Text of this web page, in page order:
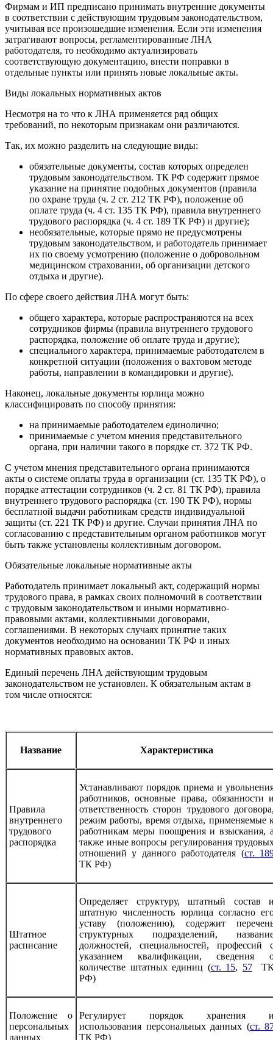
Фирмам и ИП предписано принимать внутренние документы
в соответствии с действующим трудовым законодательством,
учитывая все произошедшие изменения. Если эти изменения
затрагивают вопросы, регламентированные ЛНА
работодателя, то необходимо актуализировать
соответствующую документацию, внести поправки в
отдельные пункты или принять новые локальные акты.
Виды локальных нормативных актов
Несмотря на то что к ЛНА применяется ряд общих
требований, по некоторым признакам они различаются.
Так, их можно разделить на следующие виды:
обязательные документы, состав которых определен
трудовым законодательством. ТК РФ содержит прямое
указание на принятие подобных документов (правила
по охране труда (ч. 2 ст. 212 ТК РФ), положение об
оплате труда (ч. 4 ст. 135 ТК РФ), правила внутреннего
трудового распорядка (ч. 4 ст. 189 ТК РФ) и другие);
необязательные, которые прямо не предусмотрены
трудовым законодательством, и работодатель принимает
их по своему усмотрению (положение о добровольном
медицинском страховании, об организации детского
отдыха и другие).
По сфере своего действия ЛНА могут быть:
общего характера, которые распространяются на всех
сотрудников фирмы (правила внутреннего трудового
распорядка, положение об оплате труда и другие);
специального характера, принимаемые работодателем в
конкретной ситуации (положения о вахтовом методе
работы, направлении в командировки и другие).
Наконец, локальные документы юрлица можно
классифицировать по способу принятия:
на принимаемые работодателем единолично;
принимаемые с учетом мнения представительного
органа, при наличии такого в порядке ст. 372 ТК РФ.
С учетом мнения представительного органа принимаются
акты о системе оплаты труда в организации (ст. 135 ТК РФ), о
порядке аттестации сотрудников (ч. 2 ст. 81 ТК РФ), правила
внутреннего трудового распорядка (ст. 190 ТК РФ), нормы
бесплатной выдачи работникам средств индивидуальной
защиты (ст. 221 ТК РФ) и другие. Случаи принятия ЛНА по
согласованию с представительным органом работников могут
быть также установлены коллективным договором.
Обязательные локальные нормативные акты
Работодатель принимает локальный акт, содержащий нормы
трудового права, в рамках своих полномочий в соответствии
с трудовым законодательством и иными нормативно-
правовыми актами, коллективными договорами,
соглашениями. В некоторых случаях принятие таких
документов необходимо на основании ТК РФ и иных
нормативных правовых актов.
Единый перечень ЛНА действующим трудовым
законодательством не установлен. К обязательным актам в
том числе относятся:
Название Характеристика
Правила
внутреннего
трудового
распорядка
Устанавливают порядок приема и
работников, основные права, обязанности
ответственность сторон трудового
режим работы, время отдыха, применяемые
работникам меры поощрения и взыскания,
также иные вопросы регулирования
отношений у данного работодателя (ст.
ТК РФ)
Штатное
расписание
Определяет структуру, штатный состав
штатную численность юрлица согласно
уставу (положению), содержит
структурных подразделений,
должностей, специальностей, профессий
указанием квалификации, сведения
количестве штатных единиц (ст. 15, 57
РФ)
Положение о
персональных
данных
Регулирует порядок хранения
использования персональных данных (ст.
ТК РФ)